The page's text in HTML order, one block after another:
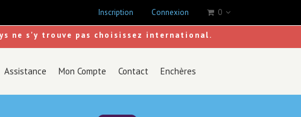
Inscription Connexion 0
ne s'y trouve pas choisissez international.
Assistance Mon Compte Contact Enchères